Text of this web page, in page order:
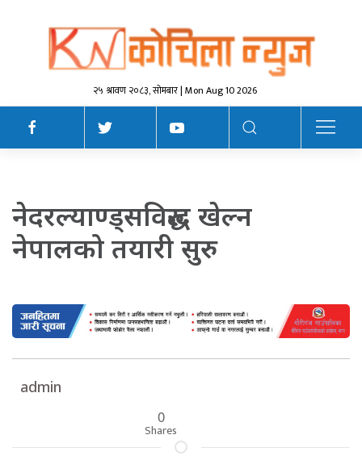
२५ श्रावण २०८३, सोमबार | Mon Aug 10 2026
नेदरल्याण्ड्सविरुद्ध खेल्न
नेपालको तयारी सुरु
admin
0
Shares